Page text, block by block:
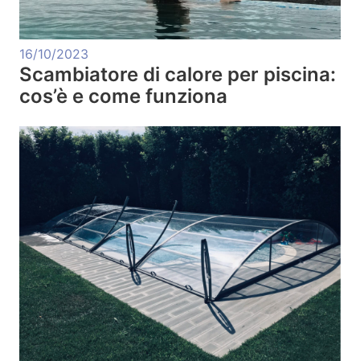
16/10/2023
Scambiatore di calore per piscina:
cos’è e come funziona